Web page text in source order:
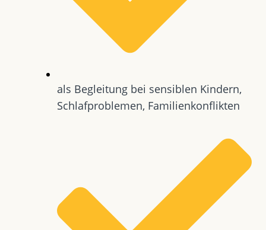
als Begleitung bei sensiblen Kindern,
Schlafproblemen, Familienkonflikten